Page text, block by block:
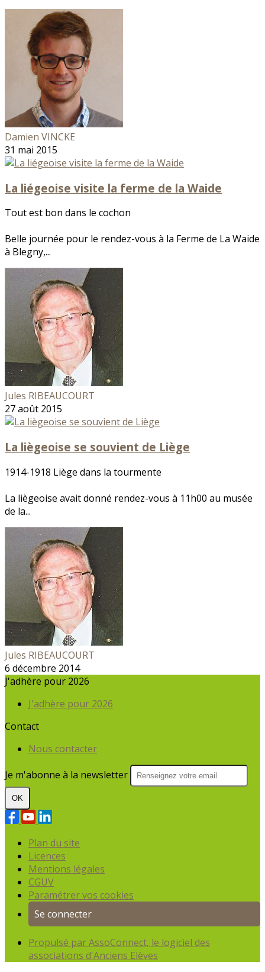
Damien VINCKE
31 mai 2015
La liégeoise visite la ferme de la Waide
Tout est bon dans le cochon
Belle journée pour le rendez-vous à la Ferme de La Waide
à Blegny,...
Jules RIBEAUCOURT
27 août 2015
La liègeoise se souvient de Liège
1914-1918 Liège dans la tourmente
La liègeoise avait donné rendez-vous à 11h00 au musée
de la...
Jules RIBEAUCOURT
6 décembre 2014
J'adhère pour 2026
J'adhère pour 2026
Contact
Nous contacter
Je m'abonne à la newsletter
OK
Plan du site
Licences
Mentions légales
CGUV
Paramétrer vos cookies
Se connecter
Propulsé par AssoConnect, le logiciel des
associations d'Anciens Elèves